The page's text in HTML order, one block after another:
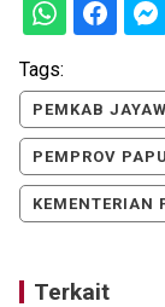
Tags:
PEMKAB
PEMPROV
KEMENTERIAN
Terkait